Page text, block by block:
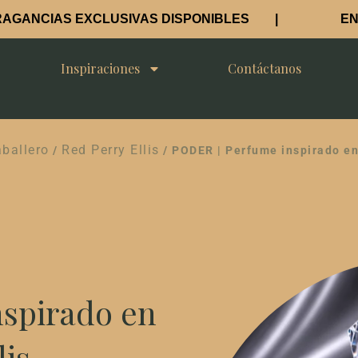
EXCLUSIVAS DISPONIBLES | ENVÍO
Inspiraciones Contáctanos
/ Red Perry Ellis / PODER | Perfume inspirado
en